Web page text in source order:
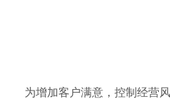
为增加客户满意，控制经营